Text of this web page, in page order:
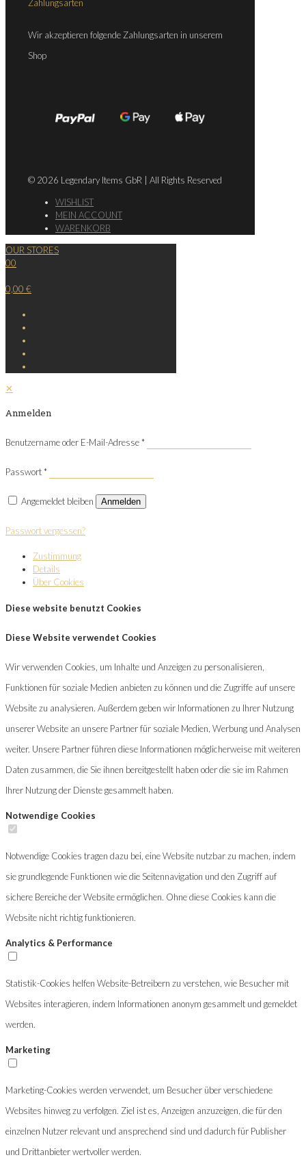
Zahlungsarten
Wir akzeptieren folgende Zahlungsarten in unserem
Shop
© 2026 Legendary Items GbR | All Rights Reserved
WISHLIST
MEIN ACCOUNT
WARENKORB
OUR STORES
00
0,00 €
✕
Anmelden
Benutzername oder E-Mail-Adresse*
Passwort*
Angemeldet bleiben Anmelden
Passwort vergessen?
Zustimmung
Details
Über Cookies
Diese website benutzt Cookies
Diese Website verwendet Cookies
Wir verwenden Cookies, um Inhalte und Anzeigen zu personalisieren,
Funktionen für soziale Medien anbieten zu können und die Zugriffe auf unsere
Website zu analysieren. Außerdem geben wir Informationen zu Ihrer Nutzung
unserer Website an unsere Partner für soziale Medien, Werbung und Analysen
weiter. Unsere Partner führen diese Informationen möglicherweise mit weiteren
Daten zusammen, die Sie ihnen bereitgestellt haben oder die sie im Rahmen
Ihrer Nutzung der Dienste gesammelt haben.
Notwendige Cookies
Notwendige Cookies tragen dazu bei, eine Website nutzbar zu machen, indem
sie grundlegende Funktionen wie die Seitennavigation und den Zugriff auf
sichere Bereiche der Website ermöglichen. Ohne diese Cookies kann die
Website nicht richtig funktionieren.
Analytics & Performance
Statistik-Cookies helfen Website-Betreibern zu verstehen, wie Besucher mit
Websites interagieren, indem Informationen anonym gesammelt und gemeldet
werden.
Marketing
Marketing-Cookies werden verwendet, um Besucher über verschiedene
Websites hinweg zu verfolgen. Ziel ist es, Anzeigen anzuzeigen, die für den
einzelnen Nutzer relevant und ansprechend sind und dadurch für Publisher
und Drittanbieter wertvoller werden.